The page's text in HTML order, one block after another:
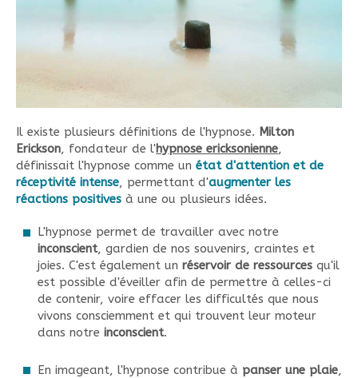
Il existe plusieurs définitions de l'hypnose. Milton
Erickson, fondateur de l'hypnose ericksonienne,
définissait l'hypnose comme un état d'attention et de
réceptivité intense, permettant d'augmenter les
réactions positives à une ou plusieurs idées.
L'hypnose permet de travailler avec notre
inconscient, gardien de nos souvenirs, craintes et
joies. C'est également un réservoir de ressources qu'il
est possible d'éveiller afin de permettre à celles-ci
de contenir, voire effacer les difficultés que nous
vivons consciemment et qui trouvent leur moteur
dans notre inconscient.
En imageant, l'hypnose contribue à panser une plaie,